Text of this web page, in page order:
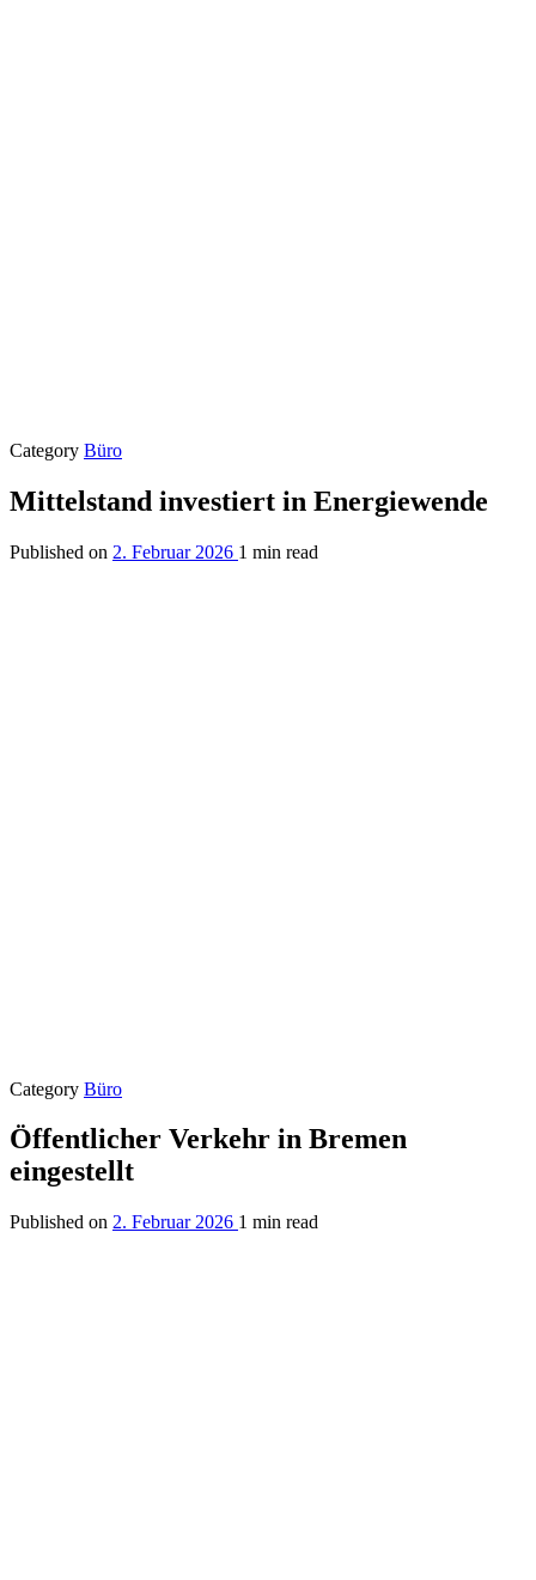
Category Büro
Mittelstand investiert in Energiewende
Published on 2. Februar 2026 1 min read
Category Büro
Öffentlicher Verkehr in Bremen
eingestellt
Published on 2. Februar 2026 1 min read